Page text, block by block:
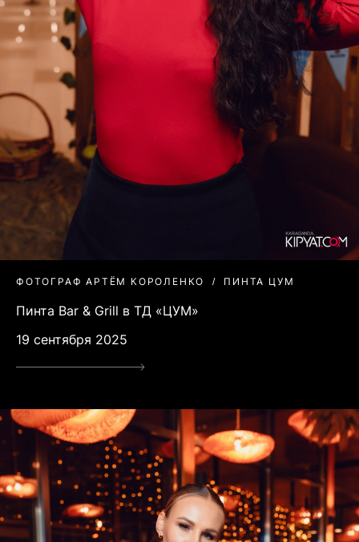
ФОТОГРАФ АРТЁМ КОРОЛЕНКО ПИНТА ЦУМ
Пинта Bar & Grill в ТД «ЦУМ»
19 сентября 2025